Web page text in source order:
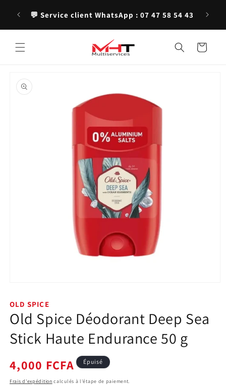
passer
au
contenu
💬 Service client WhatsApp : 07 47 58 54 43 ✨
Panier
informations
produits
média
1
dans
une
modale
OLD SPICE
Old Spice Déodorant Deep Sea
Stick Haute Endurance 50 g
Prix
habituel
4,000 FCFA Épuisé
Frais d'expédition calculés à l'étape de paiement.